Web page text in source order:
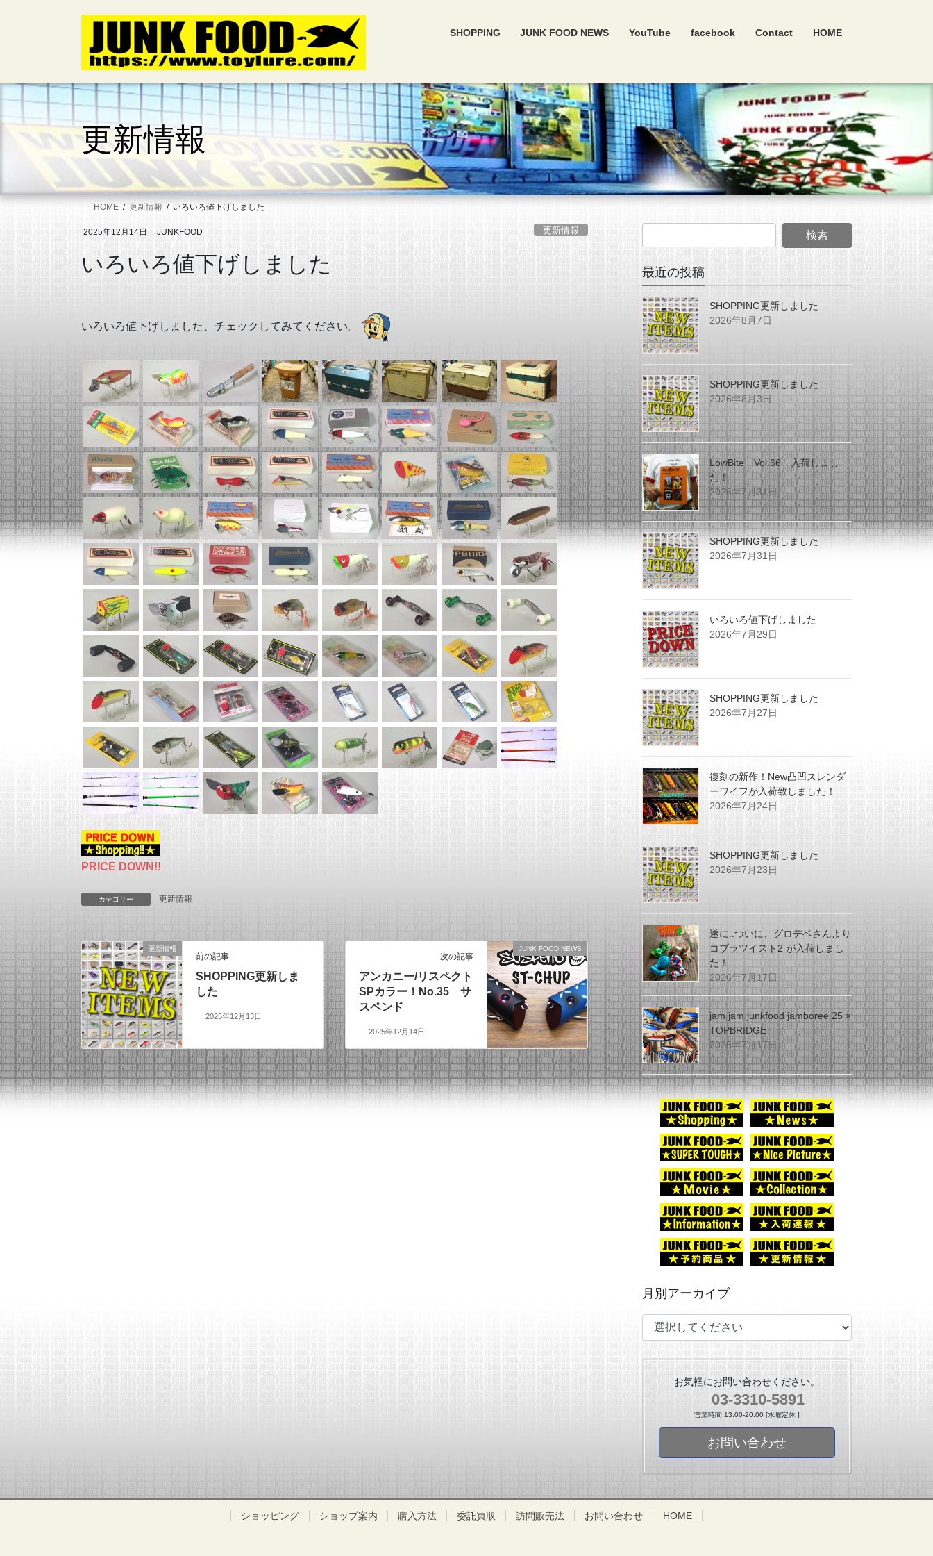
キ
に
SHOPPING JUNK FOOD NEWS YouTube facebook Contact HOME
更新情報
HOME 更新情報 いろいろ値下げしました
2025年12月14日 JUNKFOOD 更新情報
いろいろ値下げしました
いろいろ値下げしました、チェックしてみてください。
PRICE DOWN!!
カテゴリー 更新情報
更新情報
前の記事
SHOPPING更新しま
した
2025年12月13日
JUNK FOOD NEWS
次の記事
アンカニー/リスペクト
SPカラー！No.35 サ
スペンド
2025年12月14日
最近の投稿
SHOPPING更新しました
2026年8月7日
SHOPPING更新しました
2026年8月3日
LowBite Vol.66 入荷しまし
た！
2026年7月31日
SHOPPING更新しました
2026年7月31日
いろいろ値下げしました
2026年7月29日
SHOPPING更新しました
2026年7月27日
復刻の新作！New凸凹スレンダ
ーワイフが入荷致しました！
2026年7月24日
SHOPPING更新しました
2026年7月23日
遂に..ついに、グロデベさんより
コブラツイスト2 が入荷しまし
た！
2026年7月17日
jam jam junkfood jamboree 25 ×
TOPBRIDGE
2026年7月17日
月別アーカイブ
お気軽にお問い合わせください。
03-3310-5891
営業時間 13:00-20:00 [水曜定休 ]
お問い合わせ
ショッピング ショップ案内 購入方法 委託買取 訪問販売法 お問い合わせ HOME